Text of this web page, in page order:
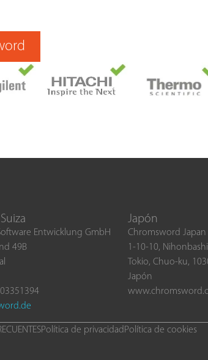
Entwicklung GmbH
49B
Japón
Chromsword Japan
1-10-10,
Tokio, Chuo-ku,
Japón
Política de privacidad Política de cookies